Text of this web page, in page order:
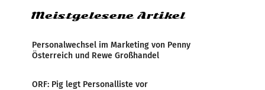
Meistgelesene Artikel
Personalwechsel im Marketing von Penny
Österreich und Rewe Großhandel
ORF: Pig legt Personalliste vor